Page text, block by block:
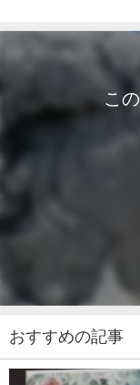
こ
おすすめの記事